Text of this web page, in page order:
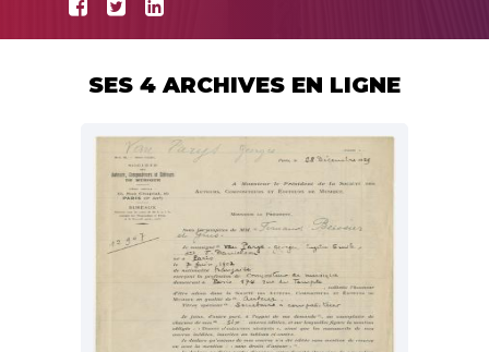
SES 4 ARCHIVES EN LIGNE